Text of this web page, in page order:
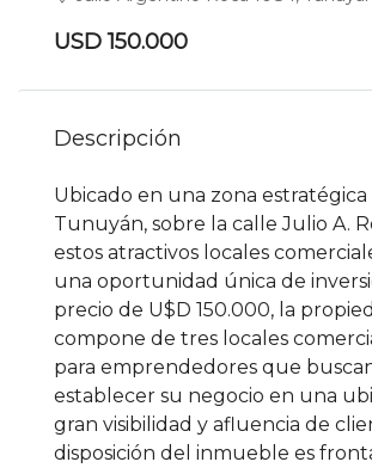
USD 150.000
Descripción
Ubicado en una zona estratégica
Tunuyán, sobre la calle Julio A.
estos atractivos locales
una oportunidad única de
precio de U$D 150.000, la
compone de tres locales
para emprendedores que
establecer su negocio en una
gran visibilidad y afluencia de
disposición del inmueble es